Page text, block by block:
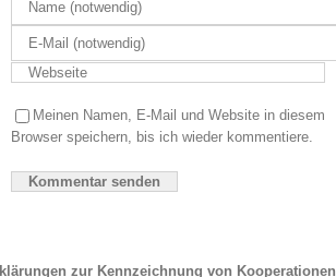
Meinen Namen, E-Mail und Website in diesem
Browser speichern, bis ich wieder kommentiere.
zur Kennzeichnung von Kooperationen